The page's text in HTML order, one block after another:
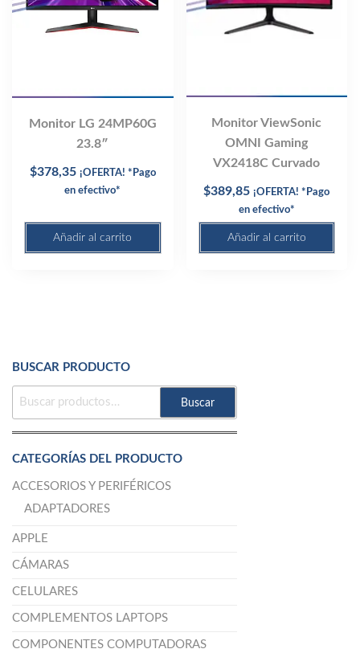
Monitor LG 24MP60G
23.8″
$378,35 ¡OFERTA! *Pago
en efectivo*
Añadir al carrito
Monitor ViewSonic
OMNI Gaming
VX2418C Curvado
$389,85 ¡OFERTA! *Pago
en efectivo*
Añadir al carrito
BUSCAR PRODUCTO
BUSCAR
Buscar
CATEGORÍAS DEL PRODUCTO
ACCESORIOS Y PERIFÉRICOS
ADAPTADORES
APPLE
CÁMARAS
CELULARES
COMPLEMENTOS LAPTOPS
COMPONENTES COMPUTADORAS